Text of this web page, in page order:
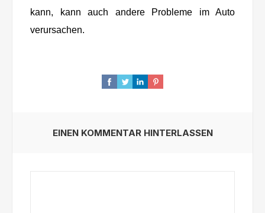
kann, kann auch andere Probleme im Auto
verursachen.
EINEN KOMMENTAR HINTERLASSEN